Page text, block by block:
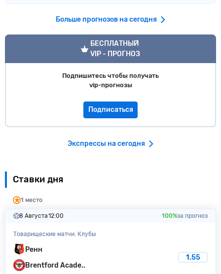
Больше прогнозов на сегодня
VIP прогноз
БЕСПЛАТНЫЙ
VIP - ПРОГНОЗ
Подпишитесь чтобы получать
vip-прогнозы
Подписаться
Экспрессы на сегодня
Ставки дня
1 место
8 Августа12:00 100%за прогноз
Товарищеские матчи. Клубы
Ренн
Brentford Acade..
1.55